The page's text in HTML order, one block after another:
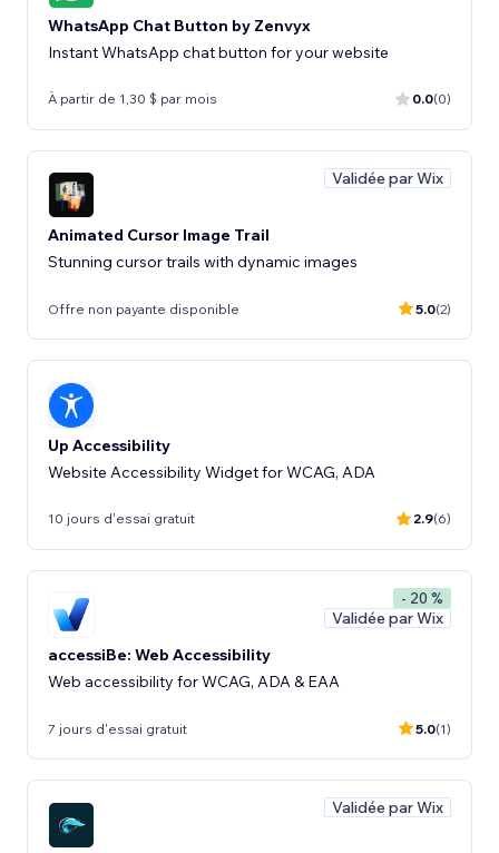
WhatsApp Chat Button by Zenvyx
Instant WhatsApp chat button for your website
À partir de 1,30 $ par mois 0.0(0)
Validée par Wix
Animated Cursor Image Trail
Stunning cursor trails with dynamic images
Offre non payante disponible 5.0(2)
Up Accessibility
Website Accessibility Widget for WCAG, ADA
10 jours d'essai gratuit 2.9(6)
- 20 %
Validée par Wix
accessiBe: Web Accessibility
Web accessibility for WCAG, ADA & EAA
7 jours d'essai gratuit 5.0(1)
Validée par Wix